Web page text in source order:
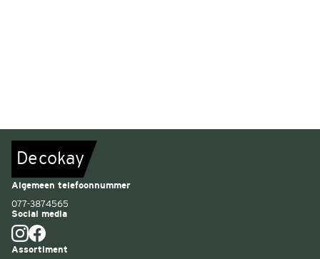
Decokay
Algemeen telefoonnummer
077-3874565
Social media
Assortiment